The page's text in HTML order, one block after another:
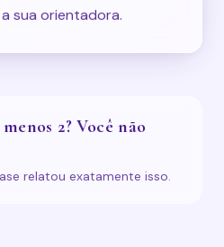
sua orientadora.
2? Você não
relatou exatamente isso.